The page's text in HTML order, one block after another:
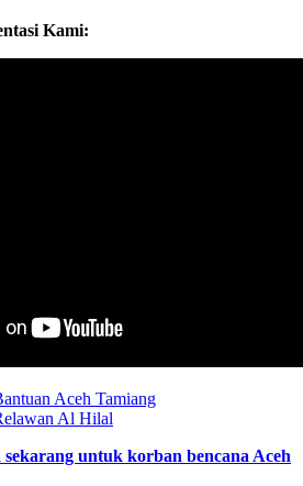
Kami:
Aceh Tamiang
Al Hilal
untuk korban bencana Aceh